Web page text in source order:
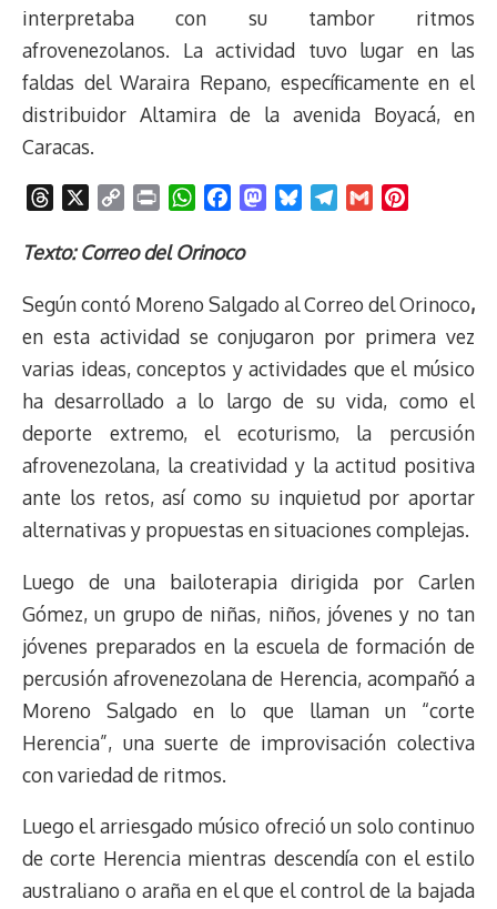
interpretaba con su tambor ritmos
afrovenezolanos. La actividad tuvo lugar en las
faldas del Waraira Repano, específicamente en el
distribuidor Altamira de la avenida Boyacá, en
Caracas.
r
a
d
s
p
L
i
k
i
t
W
a
s
A
p
c
b
o
k
M
o
d
o
n
s
k
y
g
r
m
l
e
r
s
t
Texto: Correo del Orinoco
Según contó Moreno Salgado al Correo del Orinoco,
en esta actividad se conjugaron por primera vez
varias ideas, conceptos y actividades que el músico
ha desarrollado a lo largo de su vida, como el
deporte extremo, el ecoturismo, la percusión
afrovenezolana, la creatividad y la actitud positiva
ante los retos, así como su inquietud por aportar
alternativas y propuestas en situaciones complejas.
Luego de una bailoterapia dirigida por Carlen
Gómez, un grupo de niñas, niños, jóvenes y no tan
jóvenes preparados en la escuela de formación de
percusión afrovenezolana de Herencia, acompañó a
Moreno Salgado en lo que llaman un “corte
Herencia”, una suerte de improvisación colectiva
con variedad de ritmos.
Luego el arriesgado músico ofreció un solo continuo
de corte Herencia mientras descendía con el estilo
australiano o araña en el que el control de la bajada